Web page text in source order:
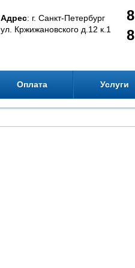
Адрес: г. Санкт-Петербург
ул. Кржижановского д.12 к.1
8
8
Оплата Услуги